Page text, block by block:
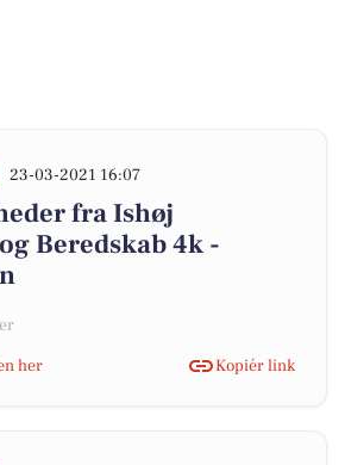
23-03-2021 16:07
fra Ishøj
Beredskab 4k -
her
Kopiér link